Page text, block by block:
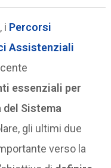
i Percorsi
Assistenziali
essenziali per
del Sistema
gli ultimi due
verso la